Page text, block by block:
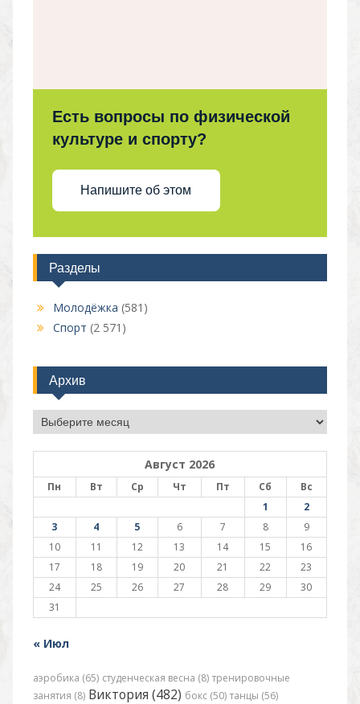
Есть вопросы по физической
культуре и спорту?
Напишите об этом
Разделы
Молодёжка (581)
Спорт (2 571)
Архив
Архив
Август 2026
Пн Вт Ср Чт Пт Сб
Вс
1
2
3
4 5 6 7 8
9
10
11 12 13 14 15
16
17
18 19 20 21 22
23
24
25 26 27 28 29
30
31
« Июл
аэробика (65) студенческая весна (8) тренировочные
занятия (8) Виктория (482) бокс (50) танцы (56)